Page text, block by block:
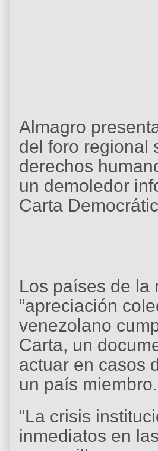
Almagro
del foro regional
derechos
un demoledor
Carta
Los países de la
“apreciación
venezolano
Carta, un
actuar en casos
un país miembro.
“La crisis
inmediatos en